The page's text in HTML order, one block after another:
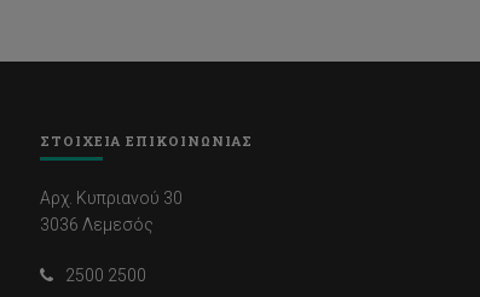
ΣΤΟΙΧΕΙΑ ΕΠΙΚΟΙΝΩΝΙΑΣ
Αρχ. Κυπριανού 30
3036 Λεμεσός
2500 2500